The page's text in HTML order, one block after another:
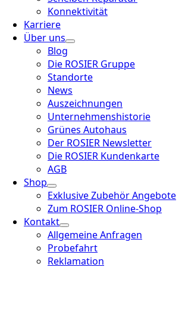
Konnektivität
Karriere
Über uns
Blog
Die ROSIER Gruppe
Standorte
News
Auszeichnungen
Unternehmenshistorie
Grünes Autohaus
Der ROSIER Newsletter
Die ROSIER Kundenkarte
AGB
Shop
Exklusive Zubehör Angebote
Zum ROSIER Online-Shop
Kontakt
Allgemeine Anfragen
Probefahrt
Reklamation